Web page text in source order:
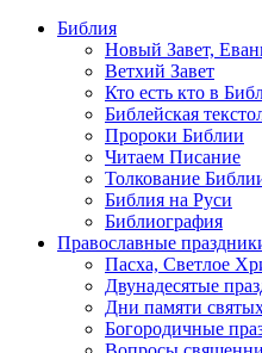
Библия
Новый Завет,
Ветхий Завет
Кто есть кто в
Библейская
Пророки Библии
Читаем Писание
Толкование
Библия на Руси
Библиография
Православные
Пасха, Светлое
Двунадесятые
Дни памяти
Богородичные